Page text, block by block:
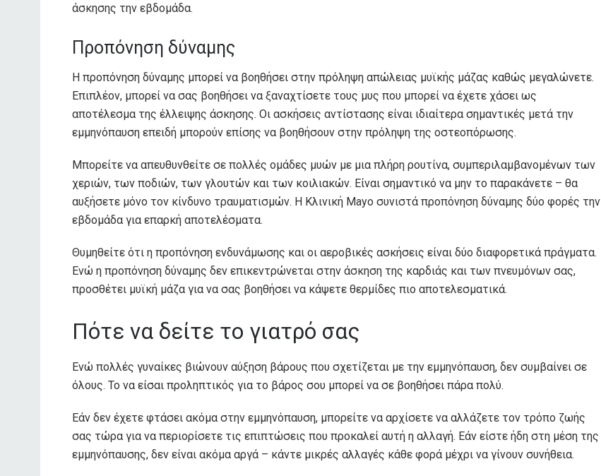
άσκησης την εβδομάδα.
Προπόνηση δύναμης
Η προπόνηση δύναμης μπορεί να βοηθήσει στην πρόληψη απώλειας μυϊκής μάζας καθώς μεγαλώνετε.
Επιπλέον, μπορεί να σας βοηθήσει να ξαναχτίσετε τους μυς που μπορεί να έχετε χάσει ως
αποτέλεσμα της έλλειψης άσκησης. Οι ασκήσεις αντίστασης είναι ιδιαίτερα σημαντικές μετά την
εμμηνόπαυση επειδή μπορούν επίσης να βοηθήσουν στην πρόληψη της οστεοπόρωσης.
Μπορείτε να απευθυνθείτε σε πολλές ομάδες μυών με μια πλήρη ρουτίνα, συμπεριλαμβανομένων των
χεριών, των ποδιών, των γλουτών και των κοιλιακών. Είναι σημαντικό να μην το παρακάνετε – θα
αυξήσετε μόνο τον κίνδυνο τραυματισμών. Η Κλινική Mayo συνιστά προπόνηση δύναμης δύο φορές την
εβδομάδα για επαρκή αποτελέσματα.
Θυμηθείτε ότι η προπόνηση ενδυνάμωσης και οι αεροβικές ασκήσεις είναι δύο διαφορετικά πράγματα.
Ενώ η προπόνηση δύναμης δεν επικεντρώνεται στην άσκηση της καρδιάς και των πνευμόνων σας,
προσθέτει μυϊκή μάζα για να σας βοηθήσει να κάψετε θερμίδες πιο αποτελεσματικά.
Πότε να δείτε το γιατρό σας
Ενώ πολλές γυναίκες βιώνουν αύξηση βάρους που σχετίζεται με την εμμηνόπαυση, δεν συμβαίνει σε
όλους. Το να είσαι προληπτικός για το βάρος σου μπορεί να σε βοηθήσει πάρα πολύ.
Εάν δεν έχετε φτάσει ακόμα στην εμμηνόπαυση, μπορείτε να αρχίσετε να αλλάζετε τον τρόπο ζωής
σας τώρα για να περιορίσετε τις επιπτώσεις που προκαλεί αυτή η αλλαγή. Εάν είστε ήδη στη μέση της
εμμηνόπαυσης, δεν είναι ακόμα αργά – κάντε μικρές αλλαγές κάθε φορά μέχρι να γίνουν συνήθεια.